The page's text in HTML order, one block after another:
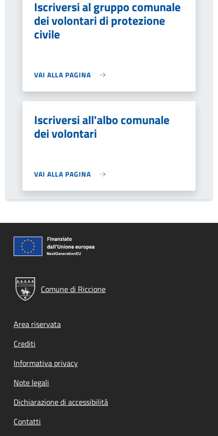
Iscriversi al gruppo comunale
dei volontari di protezione
civile
VAI ALLA PAGINA
Iscriversi all'albo comunale
dei volontari
VAI ALLA PAGINA
Comune di Riccione
Footer menu
Area riservata
Crediti
Informativa privacy
Note legali
Dichiarazione di accessibilità
Contatti